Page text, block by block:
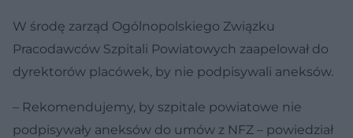
W środę zarząd Ogólnopolskiego Związku
Pracodawców Szpitali Powiatowych zaapelował do
dyrektorów placówek, by nie podpisywali aneksów.
– Rekomendujemy, by szpitale powiatowe nie
podpisywały aneksów do umów z NFZ – powiedział